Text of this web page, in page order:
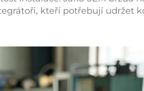
kteří potřebují udržet